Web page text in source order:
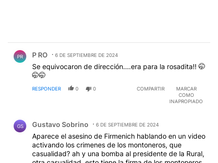
PR P RO 6 DE SEPTIEMBRE DE 2024
Se equivocaron de dirección....era para la rosadita!! 🤭
🤭🤭
RESPONDER 0 0 COMPARTIR
MARCAR
COMO
INAPROPIADO
GS Gustavo Sobrino 6 DE SEPTIEMBRE DE 2024
Aparece el asesino de Firmenich hablando en un video
activando los crimenes de los montoneros, que
casualidad? ah y una bomba al presidente de la Rural,